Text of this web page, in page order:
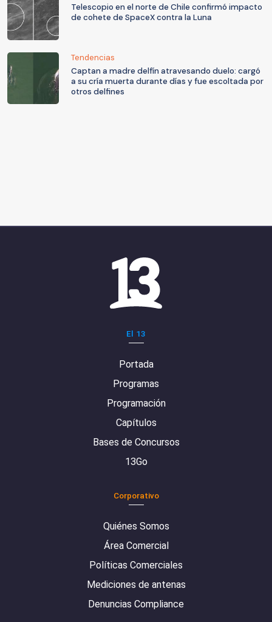
Telescopio en el norte de Chile confirmó impacto
de cohete de SpaceX contra la Luna
Tendencias
Captan a madre delfín atravesando duelo: cargó
a su cría muerta durante días y fue escoltada por
otros delfines
El 13
Portada
Programas
Programación
Capítulos
Bases de Concursos
13Go
Corporativo
Quiénes Somos
Área Comercial
Políticas Comerciales
Mediciones de antenas
Denuncias Compliance